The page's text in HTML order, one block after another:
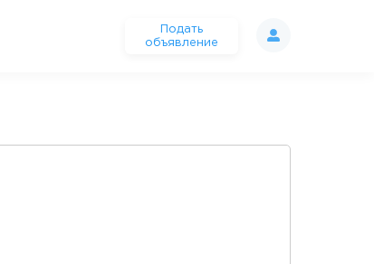
Подать
объявление